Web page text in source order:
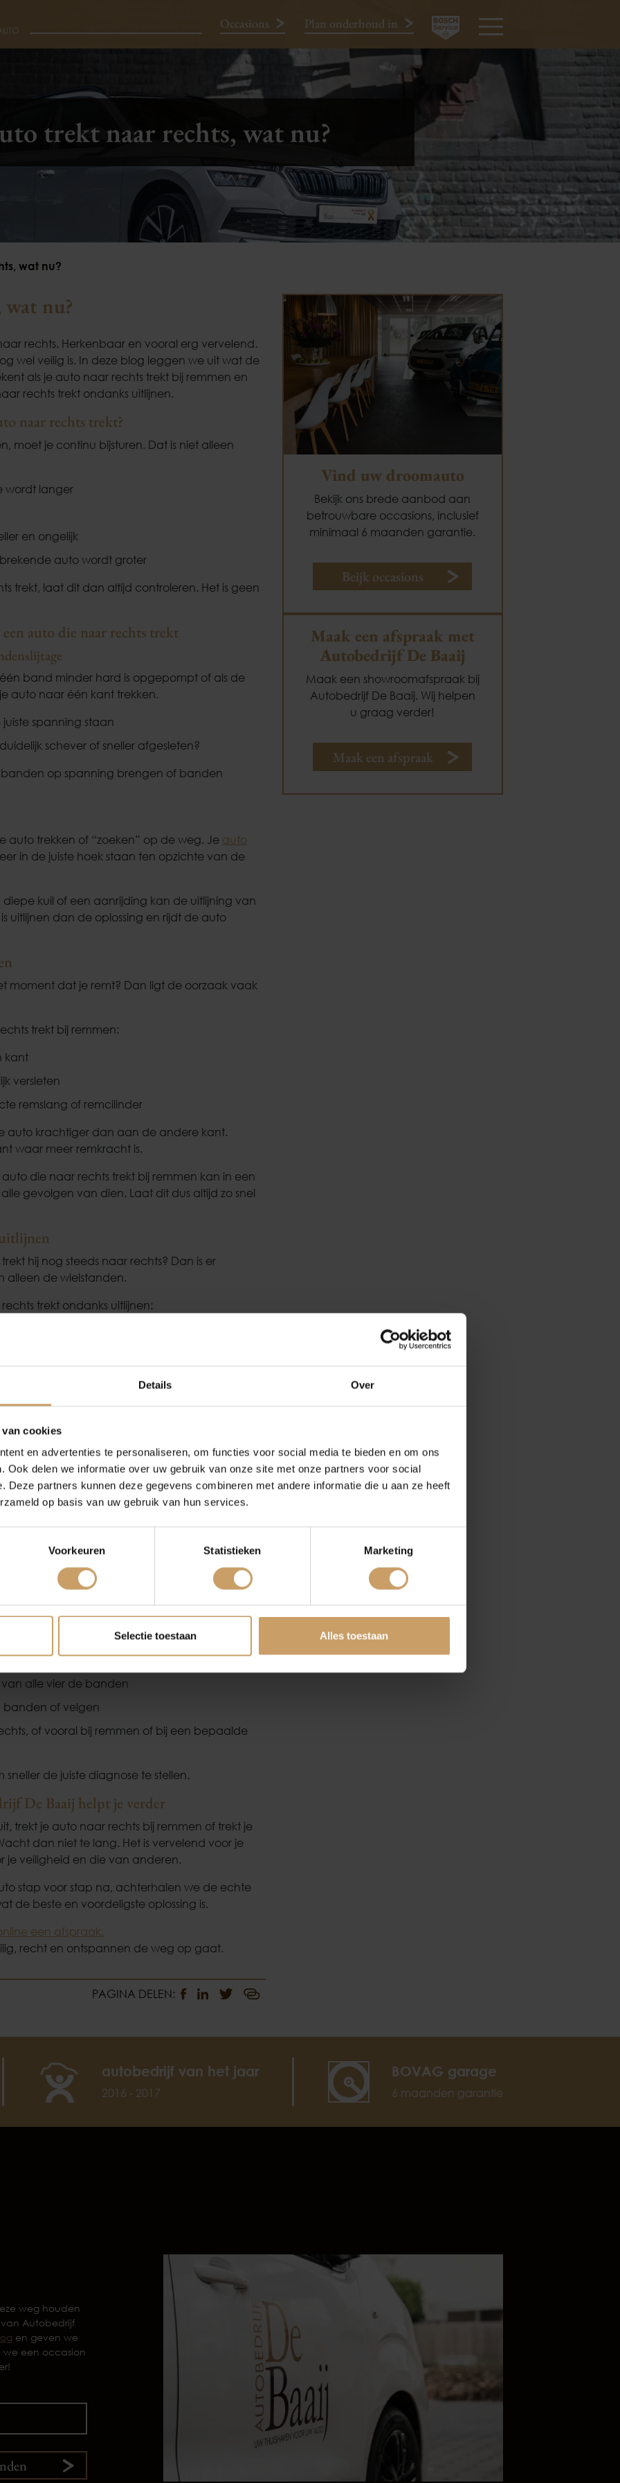
Details Over
cookies
en advertenties te personaliseren, om functies voor social media te bieden en om ons
Ook delen we informatie over uw gebruik van onze site met onze partners voor social
Deze partners kunnen deze gegevens combineren met andere informatie die u aan ze heeft
op basis van uw gebruik van hun services.
Voorkeuren Statistieken Marketing
Selectie toestaan Alles toestaan
Neem contact op 024-3440424
MENU
Occasions Plan onderhoud in
trekt naar rechts, wat nu?
wat nu?
nu?
rechts. Herkenbaar en vooral erg vervelend.
wel veilig is. In deze blog leggen we uit wat de
als je auto naar rechts trekt bij remmen en
rechts trekt ondanks uitlijnen.
naar rechts trekt?
moet je continu bijsturen. Dat is niet alleen
wordt langer
en ongelijk
auto wordt groter
trekt, laat dit dan altijd controleren. Het is geen
auto die naar rechts trekt
band minder hard is opgepompt of als de
auto naar één kant trekken.
spanning staan
schever of sneller afgesleten?
banden op spanning brengen of banden
auto trekken of “zoeken” op de weg. Je auto
in de juiste hoek staan ten opzichte van de
kuil of een aanrijding kan de uitlijning van
uitlijnen dan de oplossing en rijdt de auto
moment dat je remt? Dan ligt de oorzaak vaak
trekt bij remmen:
kant
versleten
remslang of remcilinder
auto krachtiger dan aan de andere kant.
waar meer remkracht is.
auto die naar rechts trekt bij remmen kan in een
gevolgen van dien. Laat dit dus altijd zo snel
hij nog steeds naar rechts? Dan is er
alleen de wielstanden.
trekt ondanks uitlijnen:
is, kan mechanische slijtage of schade
naar rechts trekt.
zijn. Zeker als je vooral bij remmen merkt
op de remmenbank geeft snel duidelijkheid.
vervormd, zonder dat je dat direct ziet. De auto
In zo’n geval helpt banden wisselen (links en
probleem meeverhuist met de band.
of het chassis net niet meer helemaal
in de carrosserie. Dit vraagt om specialistische
de garage gaat?
doen:
van alle vier de banden
banden of velgen
of vooral bij remmen of bij een bepaalde
de juiste diagnose te stellen.
De Baaij helpt je verder
trekt je auto naar rechts bij remmen of trekt je
dan niet te lang. Het is vervelend voor je
je veiligheid en die van anderen.
stap voor stap na, achterhalen we de echte
de beste en voordeligste oplossing is.
een afspraak.
recht en ontspannen de weg op gaat.
PAGINA DELEN:
Vind uw droomauto
Bekijk ons brede aanbod aan
betrouwbare occasions, inclusief
minimaal 6 maanden garantie.
Beijk occasions
Maak een afspraak met
Autobedrijf De Baaij
Maak een showroomafspraak bij
Autobedrijf De Baaij. Wij helpen
u graag verder!
Maak een afspraak
autobedrijf van het jaar
2016 - 2017
BOVAG garage
6 maanden garantie
weg houden
Autobedrijf
en geven we
een occasion
Autolease
Financiering
Verkoop
Over Autobedrijf De Baaij
Blogs
Contact
Afleverpakketten